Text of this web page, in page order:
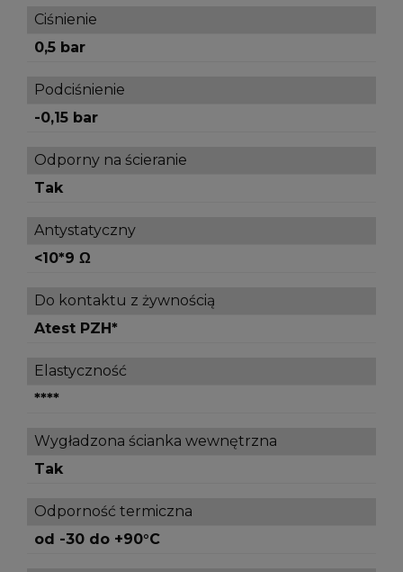
Ciśnienie
0,5 bar
Podciśnienie
-0,15 bar
Odporny na ścieranie
Tak
Antystatyczny
<10*9 Ω
Do kontaktu z żywnością
Atest PZH*
Elastyczność
****
Wygładzona ścianka wewnętrzna
Tak
Odporność termiczna
od -30 do +90°C